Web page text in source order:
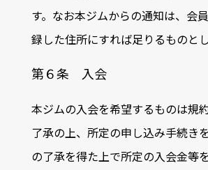
す。なお本ジムからの通知は、会
録した住所にすれば足りるものとし
第６条 入会
本ジムの入会を希望するものは規
了承の上、所定の申し込み手続き
の了承を得た上で所定の入会金等